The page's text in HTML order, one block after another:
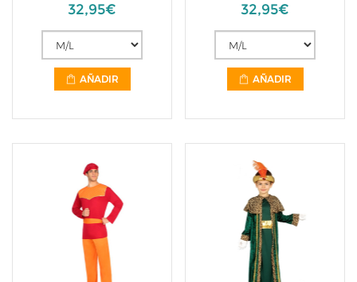
32,95€
AÑADIR
32,95€
AÑADIR